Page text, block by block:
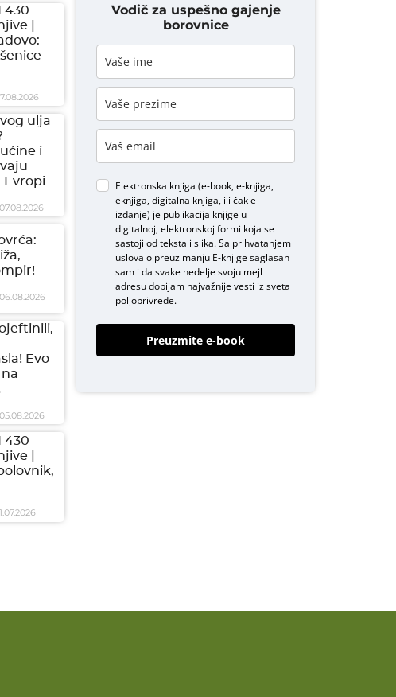
430
|
ulja
i
Evropi
07.08.2026
06.08.2026
Evo
05.08.2026
430
|
Vodič za uspešno gajenje
borovnice
Elektronska knjiga (e-book, e-knjiga,
eknjiga, digitalna knjiga, ili čak e-
izdanje) je publikacija knjige u
digitalnoj, elektronskoj formi koja se
sastoji od teksta i slika. Sa prihvatanjem
uslova o preuzimanju E-knjigesaglasan
sam i da svake nedelje svoju mejl
adresu dobijam najvažnije vesti iz sveta
poljoprivrede.
Preuzmite e-book